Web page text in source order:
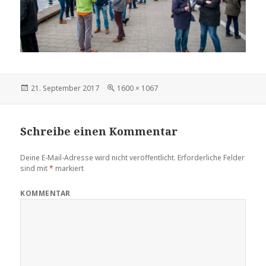
Veröffentlicht
21. September 2017
Volle
1600 × 1067
Schreibe einen Kommentar
Deine E-Mail-Adresse wird nicht veröffentlicht. Erforderliche Felder
sind mit* markiert
KOMMENTAR